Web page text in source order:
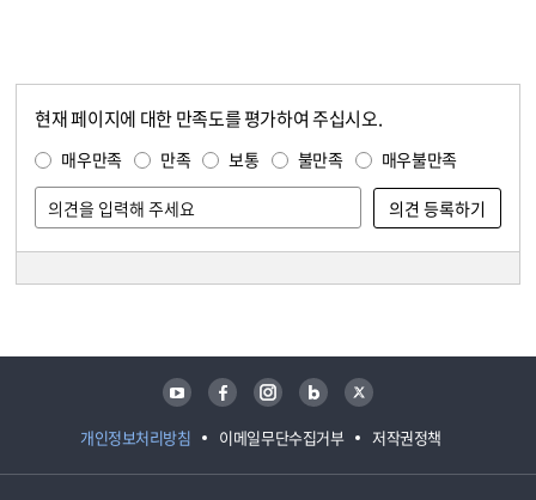
현재 페이지에 대한 만족도를 평가하여 주십시오.
매우만족 만족 보통 불만족 매우불만족
개인정보처리방침 이메일무단수집거부 저작권정책
유튜브 페이스북 인스타그램 블로그 트위터